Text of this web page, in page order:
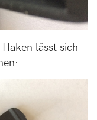
lässt sich